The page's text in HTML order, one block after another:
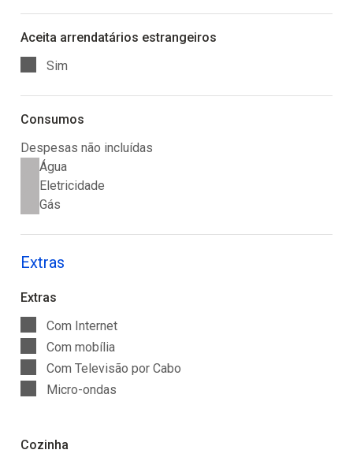
Aceita arrendatários estrangeiros
Sim
Consumos
Despesas não incluídas
Água
Eletricidade
Gás
Extras
Extras
Com Internet
Com mobília
Com Televisão por Cabo
Micro-ondas
Cozinha